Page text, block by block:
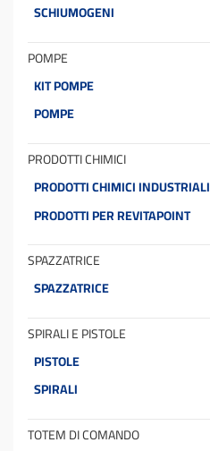
SCHIUMOGENI
POMPE
KIT POMPE
POMPE
PRODOTTI CHIMICI
PRODOTTI CHIMICI INDUSTRIALI
PRODOTTI PER REVITAPOINT
SPAZZATRICE
SPAZZATRICE
SPIRALI E PISTOLE
PISTOLE
SPIRALI
TOTEM DI COMANDO